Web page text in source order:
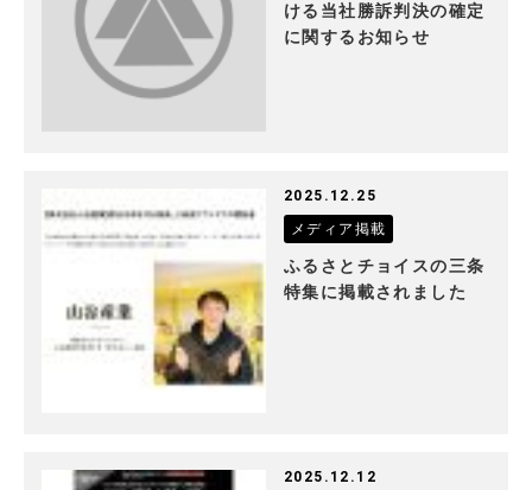
ける当社勝訴判決の確定
に関するお知らせ
2025.12.25
メディア掲載
ふるさとチョイスの三条
特集に掲載されました
2025.12.12